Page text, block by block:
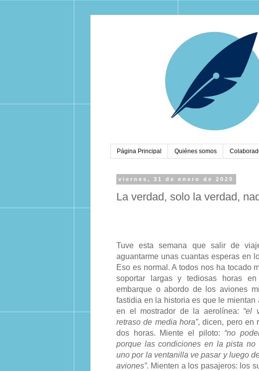
Página Principal Quiénes somos
viernes, 31 de enero de 2020
La verdad, solo la verdad,
Tuve esta semana que salir de
aguantarme unas cuantas esperas en
Eso es normal. A todos nos ha tocado
soportar largas y tediosas horas
embarque o abordo de los aviones
fastidia en la historia es que le mientan
en el mostrador de la aerolínea: “el
retraso de media hora”, dicen, pero en
dos horas. Miente el piloto: “no
porque las condiciones en la pista no
uno por la ventanilla ve pasar y luego
aviones”. Mienten a los pasajeros: los